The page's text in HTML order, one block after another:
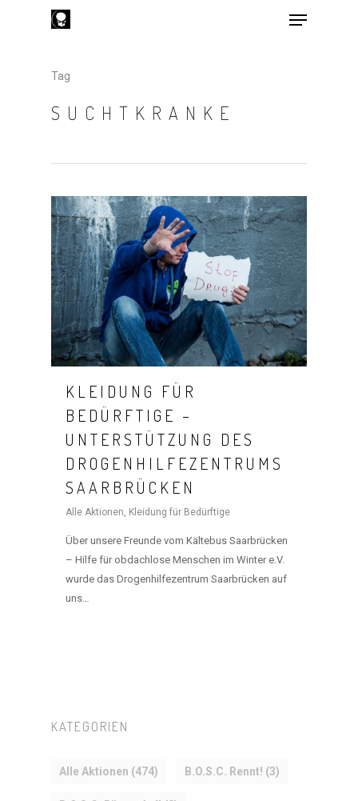
Tag
SUCHTKRANKE
KLEIDUNG FÜR
BEDÜRFTIGE –
UNTERSTÜTZUNG DES
DROGENHILFEZENTRUMS
SAARBRÜCKEN
Alle Aktionen, Kleidung für Bedürftige
Über unsere Freunde vom Kältebus Saarbrücken
– Hilfe für obdachlose Menschen im Winter e.V.
wurde das Drogenhilfezentrum Saarbrücken auf
uns…
KATEGORIEN
Alle Aktionen (474) B.O.S.C. Rennt! (3)